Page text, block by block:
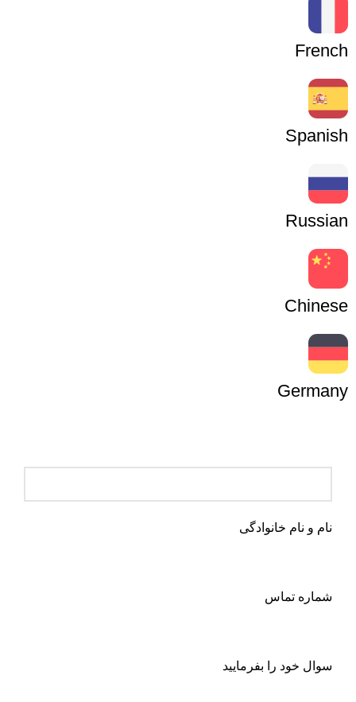
French
Spanish
Russian
Chinese
Germany
نام و نام خانوادگی
شماره تماس
سوال خود را بفرمایید